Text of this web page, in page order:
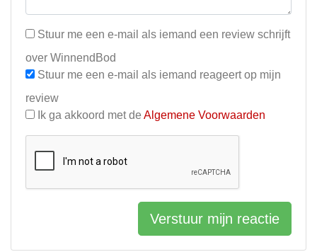
Stuur me een e-mail als iemand een review schrijft
over WinnendBod
Stuur me een e-mail als iemand reageert op mijn
review
Ik ga akkoord met de Algemene Voorwaarden
Verstuur mijn reactie